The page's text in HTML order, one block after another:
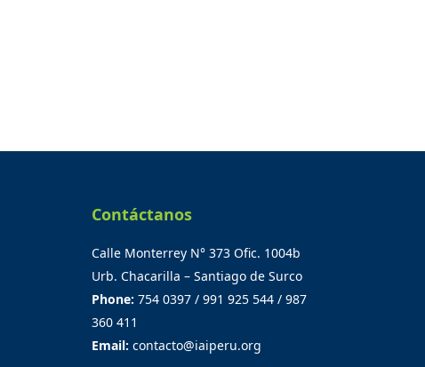
Contáctanos
Calle Monterrey N° 373 Ofic. 1004b
Urb. Chacarilla – Santiago de Surco
Phone: 754 0397 / 991 925 544 / 987
360 411
Email: contacto@iaiperu.org